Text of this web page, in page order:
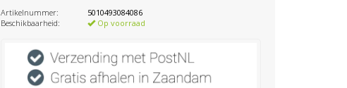
Artikelnummer:
5010493084086
Beschikbaarheid:
Op voorraad